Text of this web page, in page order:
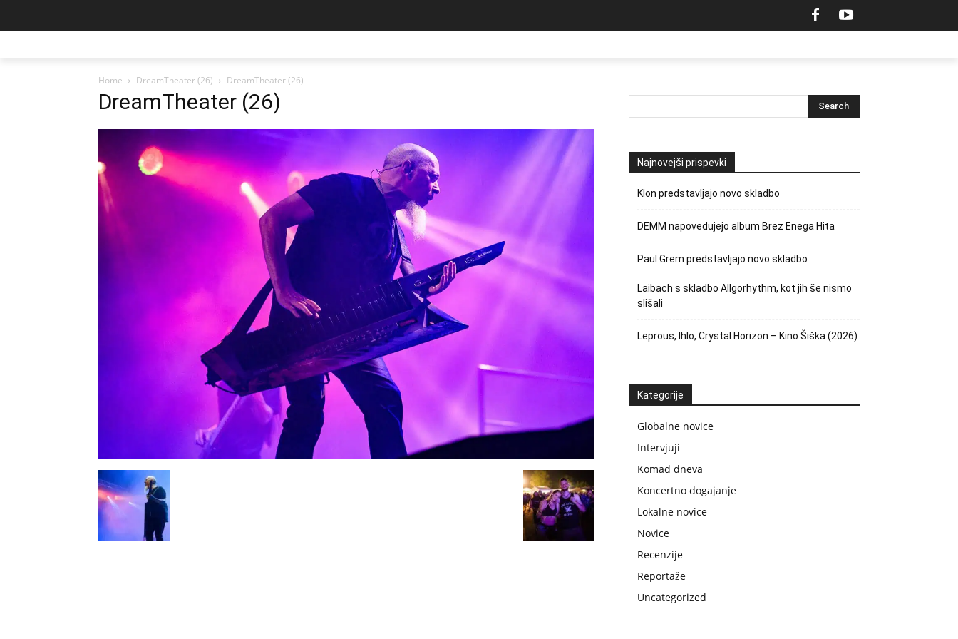
Home DreamTheater (26) DreamTheater (26)
DreamTheater (26)
Najnovejši prispevki
Klon predstavljajo novo skladbo
DEMM napovedujejo album Brez Enega Hita
Paul Grem predstavljajo novo skladbo
Laibach s skladbo Allgorhythm, kot jih še nismo
slišali
Leprous, Ihlo, Crystal Horizon – Kino Šiška (2026)
Kategorije
Globalne novice
Intervjuji
Komad dneva
Koncertno dogajanje
Lokalne novice
Novice
Recenzije
Reportaže
Uncategorized